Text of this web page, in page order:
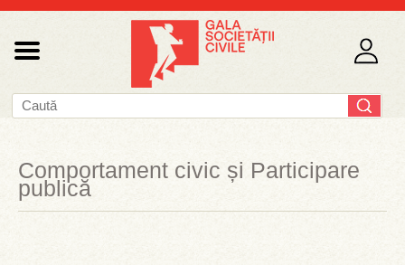
Comportament civic și Participare
publică